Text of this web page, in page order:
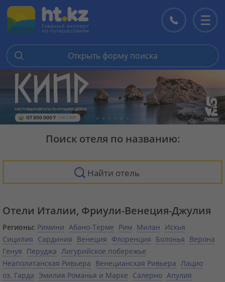
Контакты
Открыть форму поиска
Поиск отеля по названию:
Найти отель
Отели Италии, Фриули-Венеция-Джулия
Регионы: Римини Абано-Терме Рим Милан Искья
Сицилия Сардиния Венеция Флоренция Болонья Верона
Генуя Перуджа Лигурийское побережье
Неаполитанская Ривьера Венецианская Ривьера Лацио
оз. Гарда Эмилия Романья и Марке Салерно Апулия